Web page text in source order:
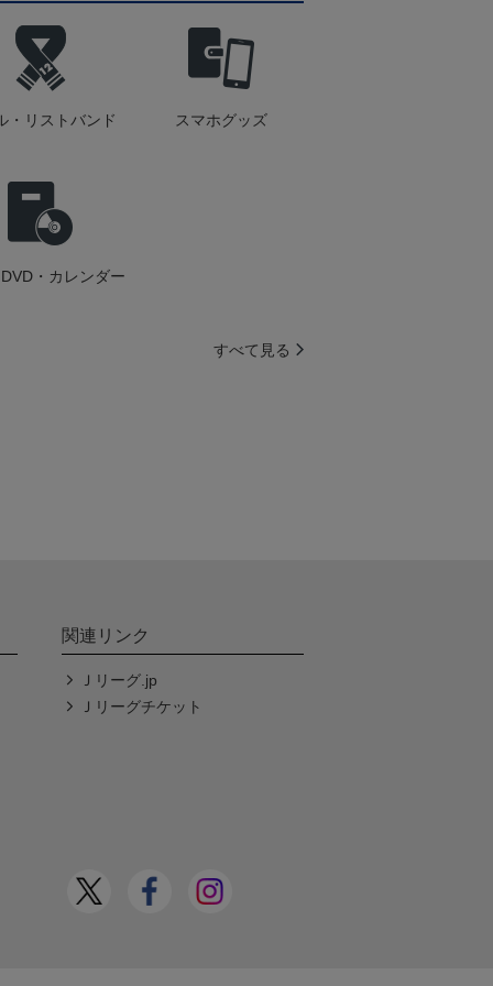
・リストバンド スマホグッズ
・カレンダー
すべて見る
関連リンク
Ｊリーグ.jp
Ｊリーグチケット